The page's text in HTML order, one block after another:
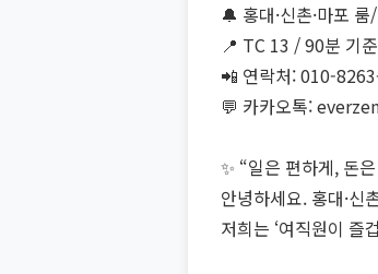
🔔 홍대·신촌·마포
📍 TC 13 / 90분 기
📲 연락처: 010-
💬 카카오톡:
✨ “일은 편하게, 돈
안녕하세요. 홍대·신
저희는 ‘여직원이 즐